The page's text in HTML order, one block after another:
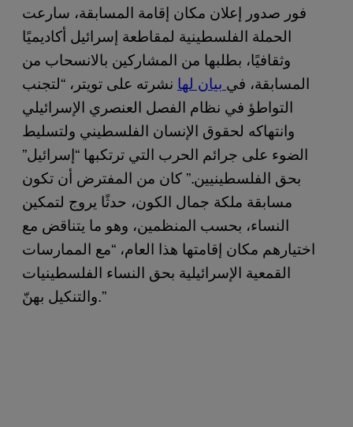
فور صدور إعلان مكان إقامة المسابقة، سارعت
الحملة الفلسطينية لمقاطعة إسرائيل أكاديميًا
وثقافيًا، بطلبها من المشاركين بالانسحاب من
المسابقة، في بيان لها نشرته على تويتر، “لتجنب
التواطؤ في نظام الفصل العنصري الإسرائيلي
وانتهاكه لحقوق الإنسان الفلسطيني ولتسليط
الضوء على جرائم الحرب التي ترتكبها “إسرائيل”
بحق الفلسطينيين.” كان من المفترض أن تكون
مسابقة ملكة جمال الكون، حدثًا يروج لتمكين
النساء، بحسب المنظمين، وهو ما يتناقض مع
اختيارهم مكان إقامتها هذا العام، “مع الممارسات
القمعية الإسرائيلية بحق النساء الفلسطينيات
والتنكيل بهنّ.”